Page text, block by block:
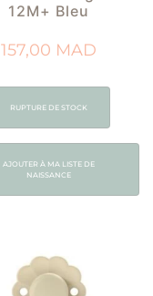
12M+ Bleu
157,00 MAD
RUPTURE DE STOCK
AJOUTER À MA LISTE DE
NAISSANCE